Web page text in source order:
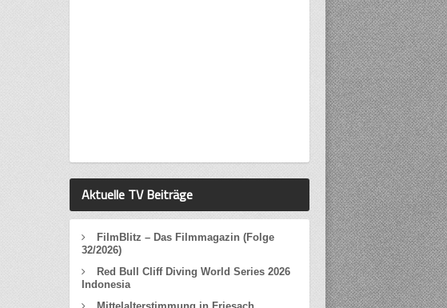
Aktuelle TV Beiträge
FilmBlitz – Das Filmmagazin (Folge
32/2026)
Red Bull Cliff Diving World Series 2026
Indonesia